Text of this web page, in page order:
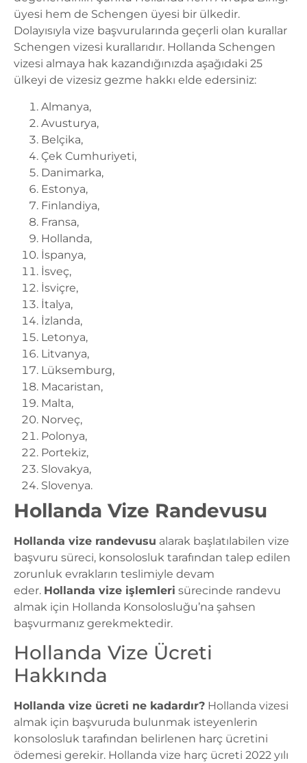
üyesi hem de Schengen üyesi bir ülkedir.
Dolayısıyla vize başvurularında geçerli olan kurallar
Schengen vizesi kurallarıdır. Hollanda Schengen
vizesi almaya hak kazandığınızda aşağıdaki 25
ülkeyi de vizesiz gezme hakkı elde edersiniz:
Almanya,
Avusturya,
Belçika,
Çek Cumhuriyeti,
Danimarka,
Estonya,
Finlandiya,
Fransa,
Hollanda,
İspanya,
İsveç,
İsviçre,
İtalya,
İzlanda,
Letonya,
Litvanya,
Lüksemburg,
Macaristan,
Malta,
Norveç,
Polonya,
Portekiz,
Slovakya,
Slovenya.
Hollanda Vize Randevusu
Hollanda vize randevusu alarak başlatılabilen vize
başvuru süreci, konsolosluk tarafından talep edilen
zorunluk evrakların teslimiyle devam
eder. Hollanda vize işlemleri sürecinde randevu
almak için Hollanda Konsolosluğu’na şahsen
başvurmanız gerekmektedir.
Hollanda Vize Ücreti
Hakkında
Hollanda vize ücreti ne kadardır? Hollanda vizesi
almak için başvuruda bulunmak isteyenlerin
konsolosluk tarafından belirlenen harç ücretini
ödemesi gerekir. Hollanda vize harç ücreti 2022 yılı